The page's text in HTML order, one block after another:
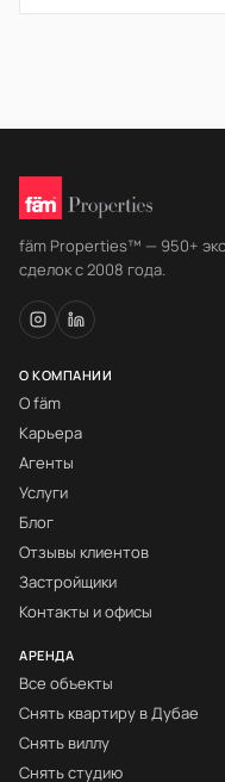
fäm Properties™ — 950+
сделок с 2008 года.
О КОМПАНИИ
О fäm
Карьера
Агенты
Услуги
Блог
Отзывы клиентов
Застройщики
Контакты и офисы
АРЕНДА
Все объекты
Снять квартиру в Дубае
Снять виллу
Снять студию